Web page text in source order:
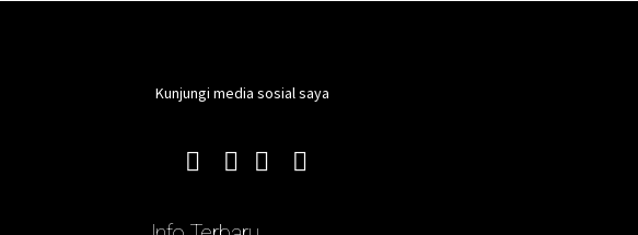
Kunjungi media sosial saya